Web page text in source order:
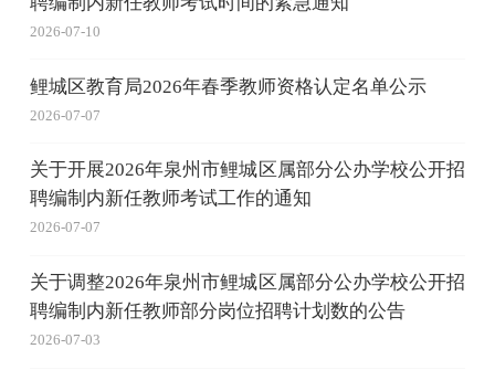
2026-07-10
鲤城区教育局2026年春季教师资格认定名单公示
2026-07-07
关于开展2026年泉州市鲤城区属部分公办学校公开招
聘编制内新任教师考试工作的通知
2026-07-07
关于调整2026年泉州市鲤城区属部分公办学校公开招
聘编制内新任教师部分岗位招聘计划数的公告
2026-07-03